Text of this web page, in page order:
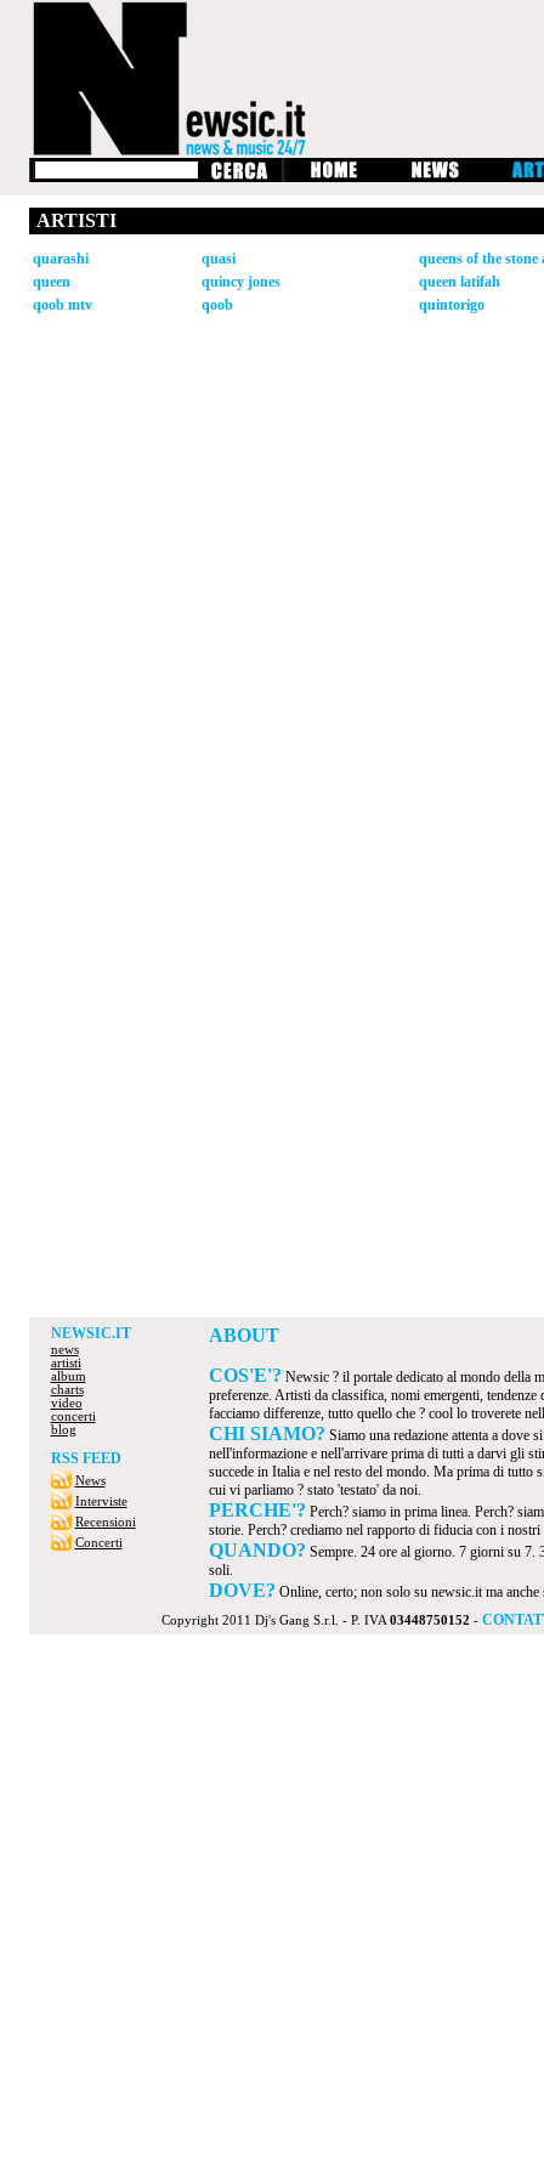
ARTISTI
quarashi quasi
queens of the stone
queen
quincy jones
queen latifah
qoob mtv
qoob quintorigo
NEWSIC.IT
news
artisti
album
charts
video
concerti
blog
RSS FEED
News
Interviste
Recensioni
Concerti
ABOUT
COS'E'? Newsic ? il portale dedicato al mondo della
preferenze. Artisti da classifica, nomi emergenti, tendenze
facciamo differenze, tutto quello che ? cool lo troverete
CHI SIAMO? Siamo una redazione attenta a dove
nell'informazione e nell'arrivare prima di tutti a darvi gli
succede in Italia e nel resto del mondo. Ma prima di tutto
cui vi parliamo ? stato 'testato' da noi.
PERCHE'? Perch? siamo in prima linea. Perch?
storie. Perch? crediamo nel rapporto di fiducia con i
QUANDO? Sempre. 24 ore al giorno. 7 giorni su 7.
soli.
DOVE? Online, certo; non solo su newsic.it ma
Copyright 2011 Dj's Gang S.r.l. - P. IVA 03448750152 -